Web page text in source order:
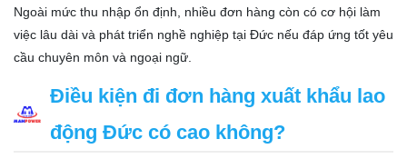
Ngoài mức thu nhập ổn định, nhiều đơn hàng còn có cơ hội làm
việc lâu dài và phát triển nghề nghiệp tại Đức nếu đáp ứng tốt yêu
cầu chuyên môn và ngoại ngữ.
Điều kiện đi đơn hàng xuất khẩu lao
động Đức có cao không?